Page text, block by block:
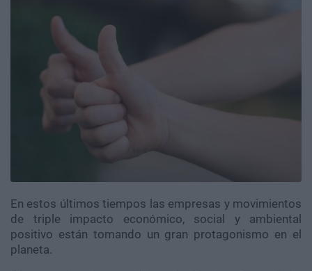
En estos últimos tiempos las empresas y movimientos
de triple impacto económico, social y ambiental
positivo están tomando un gran protagonismo en el
planeta.